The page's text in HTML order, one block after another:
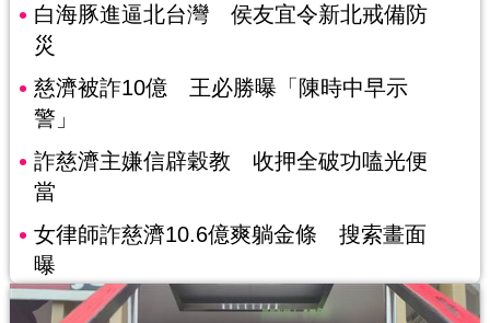
白海豚進逼北台灣 侯友宜令新北戒備防
災
慈濟被詐10億 王必勝曝「陳時中早示
警」
詐慈濟主嫌信辟穀教 收押全破功嗑光便
當
女律師詐慈濟10.6億爽躺金條 搜索畫面
曝